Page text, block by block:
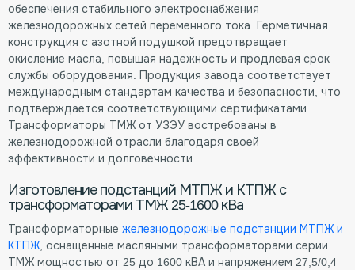
обеспечения стабильного электроснабжения
железнодорожных сетей переменного тока. Герметичная
конструкция с азотной подушкой предотвращает
окисление масла, повышая надежность и продлевая срок
службы оборудования. Продукция завода соответствует
международным стандартам качества и безопасности, что
подтверждается соответствующими сертификатами.
Трансформаторы ТМЖ от УЗЭУ востребованы в
железнодорожной отрасли благодаря своей
эффективности и долговечности.
Изготовление подстанций МТПЖ и КТПЖ с
трансформаторами ТМЖ 25-1600 кВа
Трансформаторные железнодорожные подстанции МТПЖ и
КТПЖ, оснащенные масляными трансформаторами серии
ТМЖ мощностью от 25 до 1600 кВА и напряжением 27,5/0,4